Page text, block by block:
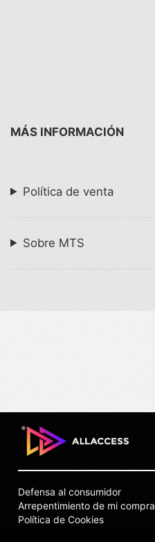
MÁS INFORMACIÓN
Política de venta
Sobre MTS
Política de Cookies
Arrepentimiento de mi compra
Defensa al consumidor